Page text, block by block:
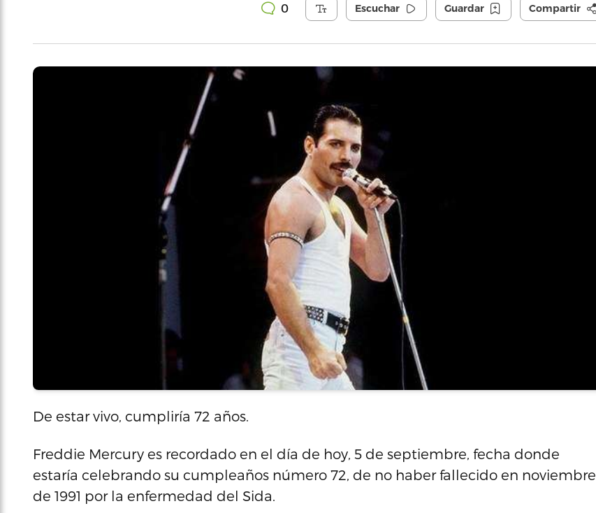
0 Escuchar Guardar Compartir
De estar vivo, cumpliría 72 años.
Freddie Mercury es recordado en el día de hoy, 5 de septiembre, fecha donde
estaría celebrando su cumpleaños número 72, de no haber fallecido en noviembre
de 1991 por la enfermedad del Sida.